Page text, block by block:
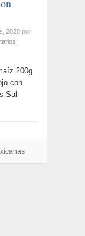
2020 por
200g
con
Sal